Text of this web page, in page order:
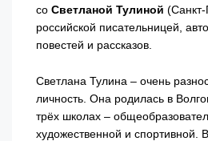
со Светланой Тулиной (Санкт-
российской писательницей,
повестей и рассказов.
Светлана Тулина – очень
личность. Она родилась в
трёх школах –
художественной и спортивной.